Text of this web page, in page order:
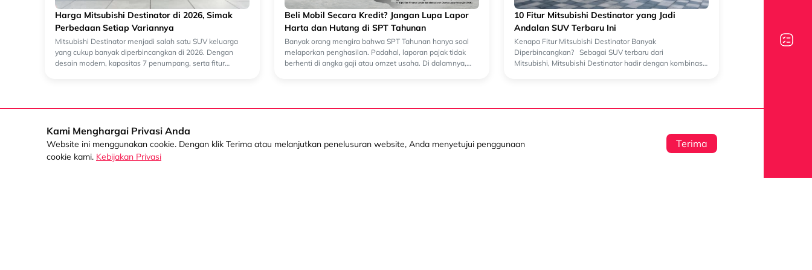
Harga Mitsubishi Destinator di 2026, Simak
Perbedaan Setiap Variannya
Mitsubishi Destinator menjadi salah satu SUV keluarga
yang cukup banyak diperbincangkan di 2026. Dengan
desain modern, kapasitas 7 penumpang, serta fitur
Beli Mobil Secara Kredit? Jangan Lupa Lapor
Harta dan Hutang di SPT Tahunan
Banyak orang mengira bahwa SPT Tahunan hanya soal
melaporkan penghasilan. Padahal, laporan pajak tidak
berhenti di angka gaji atau omzet usaha. Di dalamnya,
10 Fitur Mitsubishi Destinator yang Jadi
Andalan SUV Terbaru Ini
Kenapa Fitur Mitsubishi Destinator Banyak
Diperbincangkan? Sebagai SUV terbaru dari
Mitsubishi, Mitsubishi Destinator hadir dengan kombinasi
Kami Menghargai Privasi Anda
Website ini menggunakan cookie. Dengan klik Terima atau melanjutkan penelusuran website, Anda menyetujui penggunaan
cookie kami. Kebijakan Privasi
Terima
Korporasi Layanan Kami Produk Digital Info Channel